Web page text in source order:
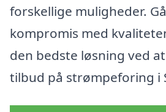
forskellige muligheder.
kompromis med
den bedste løsning ved
tilbud på strømpeforing i